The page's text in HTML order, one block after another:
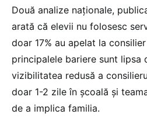
Două analize naționale,
arată că elevii nu folosesc
doar 17% au apelat la
principalele bariere sunt lipsa
vizibilitatea redusă a
doar 1-2 zile în școală și
de a implica familia.